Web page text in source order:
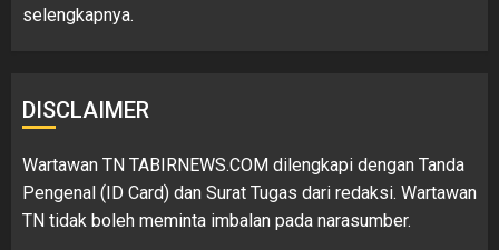
selengkapnya.
DISCLAIMER
Wartawan TN TABIRNEWS.COM dilengkapi dengan Tanda
Pengenal (ID Card) dan Surat Tugas dari redaksi. Wartawan
TN tidak boleh meminta imbalan pada narasumber.